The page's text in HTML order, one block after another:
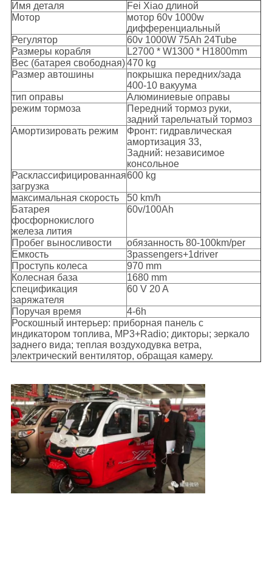
Имя деталя
Fei Xiao длиной
Мотор
мотор 60v 1000w
дифференциальный
Регулятор
60v 1000W 75Ah 24Tube
Размеры корабля
L2700 * W1300 * H1800mm
Вес (батарея свободная)470 kg
Размер автошины
покрышка передних/зада
400-10 вакуума
тип оправы
Алюминиевые оправы
режим тормоза
Передний тормоз руки,
задний тарельчатый тормоз
Амортизировать режим
Фронт: гидравлическая
амортизация 33,
Задний: независимое
консольное
Расклассифицированная
загрузка
600 kg
максимальная скорость
50 km/h
Батарея
фосфорнокислого
железа лития
60v/100Ah
Пробег выносливости
обязанность 80-100km/per
Емкость
3passengers+1driver
Проступь колеса
970 mm
Колесная база
1680 mm
спецификация
заряжателя
60 V 20 A
Поручая время
4-6h
Роскошный интерьер: приборная панель с
индикатором топлива, MP3+Radio; дикторы; зеркало
заднего вида; теплая воздуходувка ветра,
электрический вентилятор, обращая камеру.